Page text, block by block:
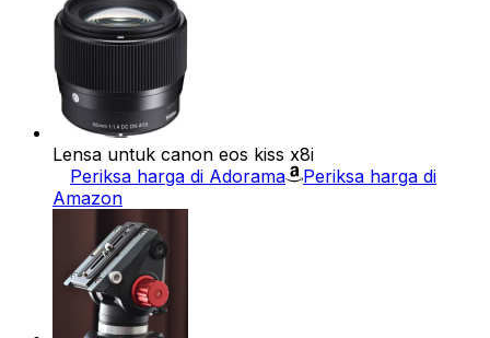
Lensa untuk canon eos kiss x8i
Periksa harga di Adorama
Periksa harga di
Amazon